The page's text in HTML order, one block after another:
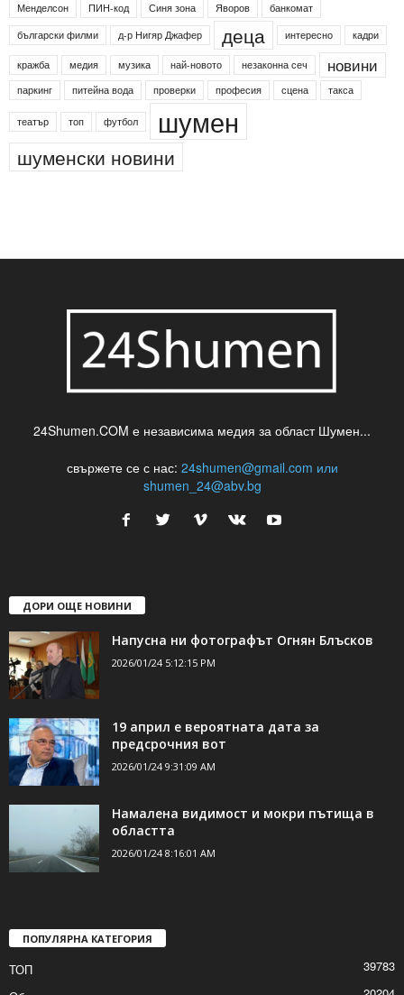
Менделсон
ПИН-код Синя зона Яворов
банкомат
български филми
д-р Нигяр Джафер деца интересно кадри
кражба медия музика най-новото незаконна сеч новини
паркинг питейна вода проверки професия сцена такса
театър топ футбол шумен
шуменски новини
24Shumen.COM е независима медия за област Шумен...
свържете се с нас: 24shumen@gmail.com или
shumen_24@abv.bg
ДОРИ ОЩЕ НОВИНИ
Напусна ни фотографът Огнян Блъсков
2026/01/24 5:12:15 PM
19 април е вероятната дата за
предсрочния вот
2026/01/24 9:31:09 AM
Намалена видимост и мокри пътища в
областта
2026/01/24 8:16:01 AM
ПОПУЛЯРНА КАТЕГОРИЯ
ТОП
39783